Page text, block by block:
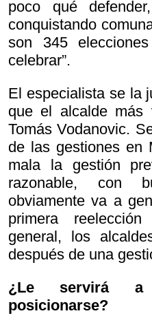
poco qué
conquistando
son 345
celebrar”.
El especialista se la
que el alcalde más
Tomás Vodanovic.
de las gestiones en
mala la gestión
razonable, con
obviamente va a
primera
general, los
después de una
¿Le servirá a
posicionarse?